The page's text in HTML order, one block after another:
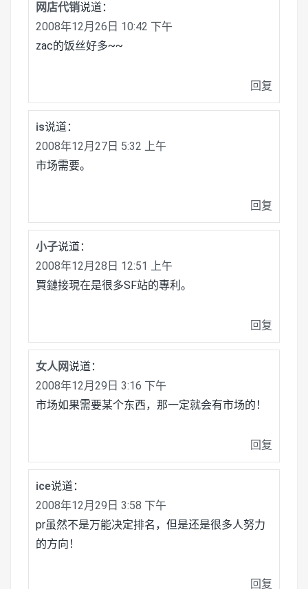
网店代销说道：
2008年12月26日 10:42 下午
zac的饭丝好多~~
回复
is说道：
2008年12月27日 5:32 上午
市场需要。
回复
小子说道：
2008年12月28日 12:51 上午
買鏈接現在是很多SF站的專利。
回复
女人网说道：
2008年12月29日 3:16 下午
市场如果需要某个东西，那一定就会有市场的！
回复
ice说道：
2008年12月29日 3:58 下午
pr虽然不是万能决定排名，但是还是很多人努力
的方向！
回复